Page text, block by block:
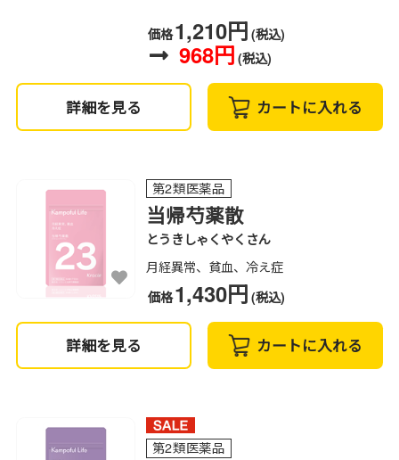
価格1,210円 (税込)
968円 (税込)
詳細を見る カートに入れる
第2類医薬品
当帰芍薬散
とうきしゃくやくさん
月経異常、貧血、冷え症
価格1,430円 (税込)
詳細を見る カートに入れる
第2類医薬品